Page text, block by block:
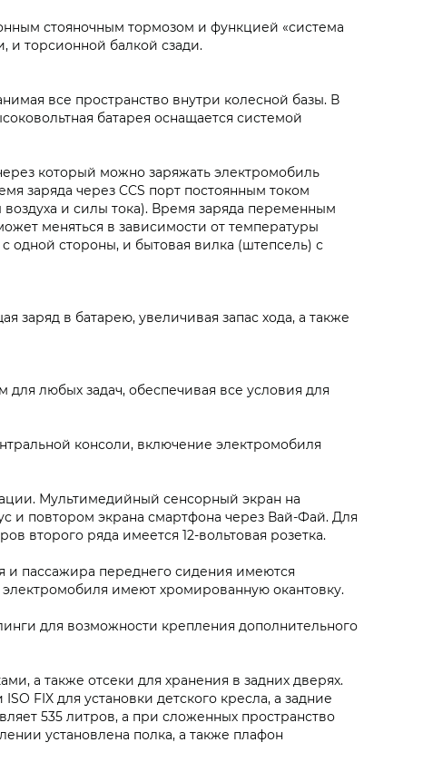
стояночным тормозом и функцией «система
и торсионной балкой сзади.
все пространство внутри колесной базы. В
батарея оснащается системой
который можно заряжать электромобиль
заряда через CCS порт постоянным током
и силы тока). Время заряда переменным
меняться в зависимости от температуры
с одной стороны, и бытовая вилка (штепсель) с
заряд в батарею, увеличивая запас хода, а также
любых задач, обеспечивая все условия для
консоли, включение электромобиля
Мультимедийный сенсорный экран на
и повтором экрана смартфона через Вай-Фай. Для
второго ряда имеется 12-вольтовая розетка.
и пассажира переднего сидения имеются
имеют хромированную окантовку.
для возможности крепления дополнительного
а также отсеки для хранения в задних дверях.
FIX для установки детского кресла, а задние
535 литров, а при сложенных пространство
установлена полка, а также плафон